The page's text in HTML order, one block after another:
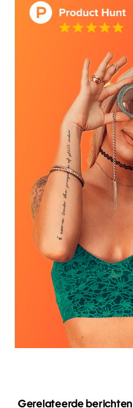
Gerelateerde berichten